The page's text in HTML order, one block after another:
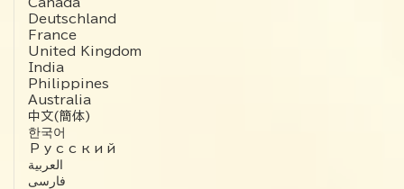
Canada
Deutschland
France
United Kingdom
India
Philippines
Australia
中文(簡体)
한국어
Русский
العربية‏
فارسی